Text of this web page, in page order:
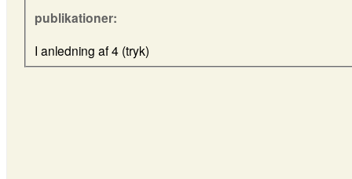
publikationer:
I anledning af 4 (tryk)